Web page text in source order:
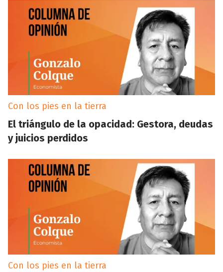
Con los pies en la tierra
El triángulo de la opacidad: Gestora, deudas
y juicios perdidos
Con los pies en la tierra